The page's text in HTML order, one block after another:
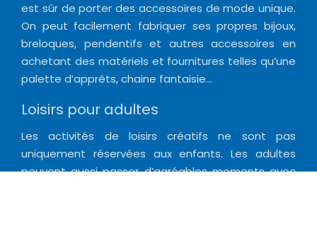
est sûr de porter des accessoires de mode unique.
On peut facilement fabriquer ses propres bijoux,
breloques, pendentifs et autres accessoires en
achetant des matériels et fournitures telles qu’une
palette d’apprêts, chaine fantaisie…
Loisirs pour adultes
Les activités de loisirs créatifs ne sont pas
uniquement réservées aux enfants. Les adultes
peuvent aussi passer d’agréables moments avec